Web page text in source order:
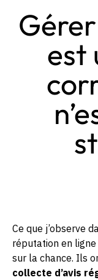
est
Ce que j’observe
réputation en ligne
sur la chance. Ils
collecte d’avis